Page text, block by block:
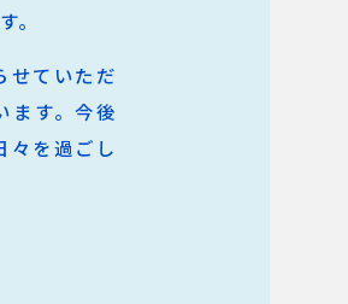
。
せていただ
ます。今後
々を過ごし